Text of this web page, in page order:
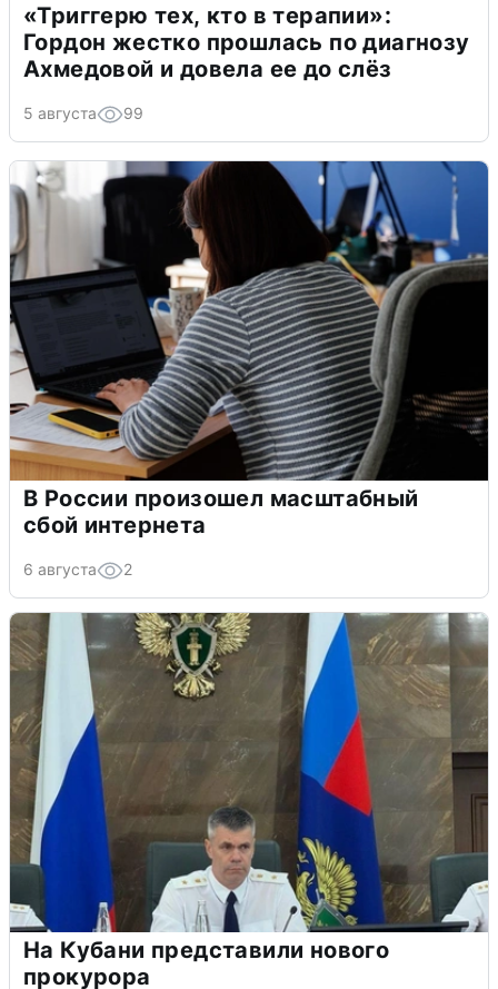
«Триггерю тех, кто в терапии»:
Гордон жестко прошлась по диагнозу
Ахмедовой и довела ее до слёз
5 августа 99
В России произошел масштабный
сбой интернета
6 августа 2
На Кубани представили нового
прокурора